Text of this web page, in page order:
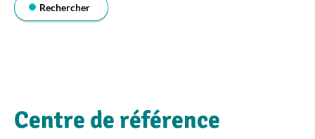
Rechercher
Centre de référence